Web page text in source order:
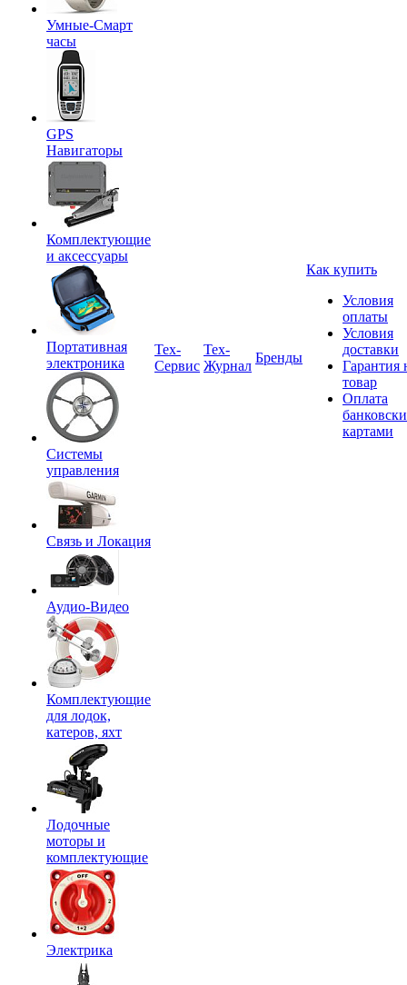
Умные-Смарт
часы
GPS
Навигаторы
Комплектующие
и аксессуары
Портативная
электроника
Системы
управления
Связь и Локация
Аудио-Видео
Комплектующие
для лодок,
катеров, яхт
Лодочные
моторы и
комплектующие
Электрика
Tex-
Сервис
Тех-
Журнал
Бренды
Как купить
Условия
оплаты
Условия
доставки
Гарантия
товар
Оплата
картами